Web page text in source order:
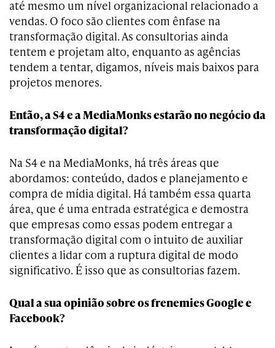
até mesmo um nível organizacional relacionado a
vendas. O foco são clientes com ênfase na
transformação digital. As consultorias ainda
tentem e projetam alto, enquanto as agências
tendem a tentar, digamos, níveis mais baixos para
projetos menores.
Então, a S4 e a MediaMonks estarão no negócio da
transformação digital?
Na S4 e na MediaMonks, há três áreas que
abordamos: conteúdo, dados e planejamento e
compra de mídia digital. Há também essa quarta
área, que é uma entrada estratégica e demostra
que empresas como essas podem entregar a
transformação digital com o intuito de auxiliar
clientes a lidar com a ruptura digital de modo
significativo. É isso que as consultorias fazem.
Qual a sua opinião sobre os frenemies Google e
Facebook?